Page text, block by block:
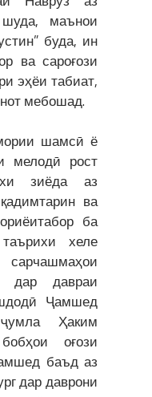
маънои
буда, ин
ва сароғози
эҳёи табиат,
мебошад.
шамсӣ ё
мелодӣ рост
зиёда аз
ва
ба
хеле
дар давраи
Ҷамшед
Ҳаким
оғози
баъд аз
дар даврони